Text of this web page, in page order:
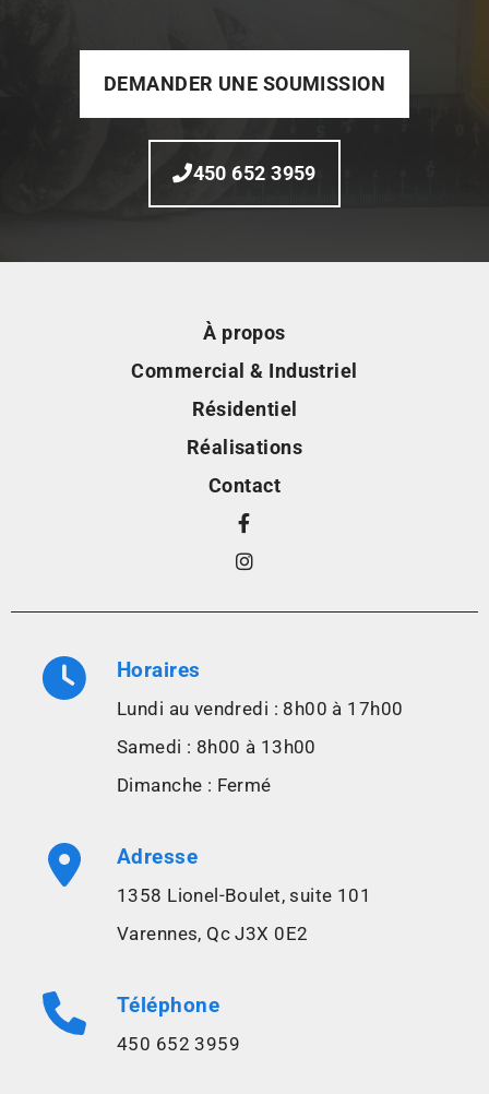
DEMANDER UNE SOUMISSION
450 652 3959
À propos
Commercial & Industriel
Résidentiel
Réalisations
Contact
Horaires
Lundi au vendredi : 8h00 à 17h00
Samedi : 8h00 à 13h00
Dimanche : Fermé
Adresse
1358 Lionel-Boulet, suite 101
Varennes, Qc J3X 0E2
Téléphone
450 652 3959